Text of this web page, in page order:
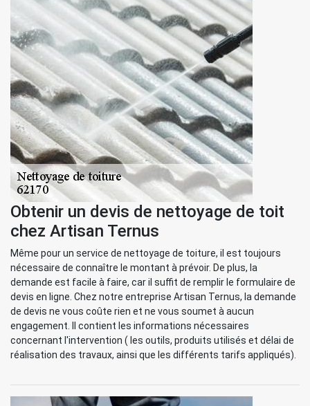
Obtenir un devis de nettoyage de toit
chez Artisan Ternus
Même pour un service de nettoyage de toiture, il est toujours
nécessaire de connaître le montant à prévoir. De plus, la
demande est facile à faire, car il suffit de remplir le formulaire de
devis en ligne. Chez notre entreprise Artisan Ternus, la demande
de devis ne vous coûte rien et ne vous soumet à aucun
engagement. Il contient les informations nécessaires
concernant l'intervention ( les outils, produits utilisés et délai de
réalisation des travaux, ainsi que les différents tarifs appliqués).